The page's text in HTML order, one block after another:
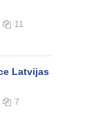
11
Latvijas
7